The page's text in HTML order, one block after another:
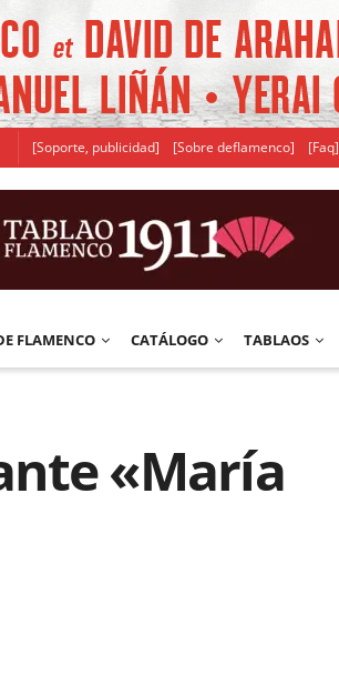
[Soporte, publicidad] [Sobre deflamenco] [Faq]
FLAMENCO CATÁLOGO TABLAOS
«María